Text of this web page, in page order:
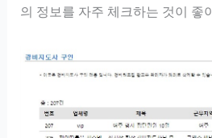
의 정보를 자주 체크하는 것이 좋